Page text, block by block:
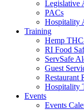
Legislative
PACs
Hospitality
Training
Hemp
RI Food
ServSafe
Guest
Restaurant
Hospitality
Events
Events